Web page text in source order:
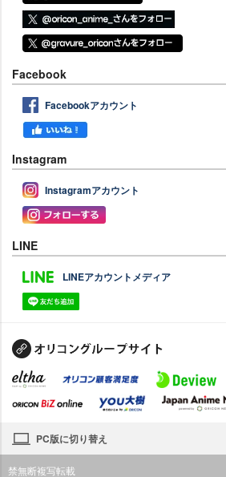
Facebook
Facebookアカウント
Instagram
Instagramアカウント
LINE
LINEアカウントメディア
PC版に切り替え
禁無断複写転載